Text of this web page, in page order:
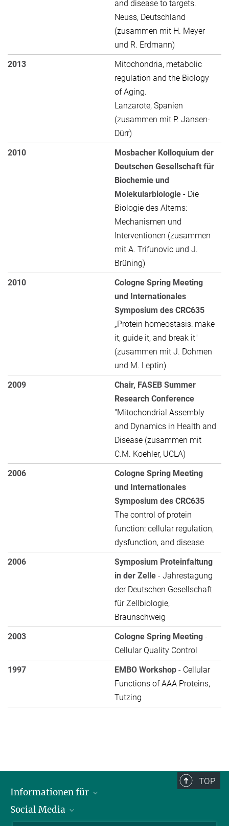
and disease to targets.
Neuss, Deutschland
(zusammen mit H. Meyer
und R. Erdmann)
2013
Mitochondria, metabolic
regulation and the Biology
of Aging.
Lanzarote, Spanien
(zusammen mit P. Jansen-
Dürr)
2010
Mosbacher Kolloquium der
Deutschen Gesellschaft für
Biochemie und
Molekularbiologie - Die
Biologie des Alterns:
Mechanismen und
Interventionen (zusammen
mit A. Trifunovic und J.
Brüning)
2010
Cologne Spring Meeting
und Internationales
Symposium des CRC635
„Protein homeostasis: make
it, guide it, and break it"
(zusammen mit J. Dohmen
und M. Leptin)
2009
Chair, FASEB Summer
Research Conference
"Mitochondrial Assembly
and Dynamics in Health and
Disease (zusammen mit
C.M. Koehler, UCLA)
2006
Cologne Spring Meeting
und Internationales
Symposium des CRC635
The control of protein
function: cellular regulation,
dysfunction, and disease
2006
Symposium Proteinfaltung
in der Zelle - Jahrestagung
der Deutschen Gesellschaft
für Zellbiologie,
Braunschweig
2003
Cologne Spring Meeting -
Cellular Quality Control
1997
EMBO Workshop - Cellular
Functions of AAA Proteins,
Tutzing
TOP
Informationen für
Bewerbende
Social Media